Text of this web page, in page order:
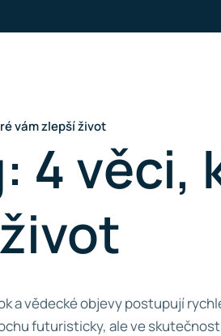
vám zlepší život
4 věci,
a vědecké objevy postupují
futuristicky, ale ve